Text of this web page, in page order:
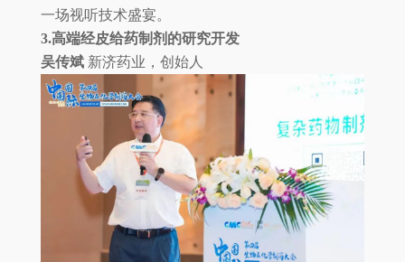
一场视听技术盛宴。
3.高端经皮给药制剂的研究开发
吴传斌新济药业，创始人